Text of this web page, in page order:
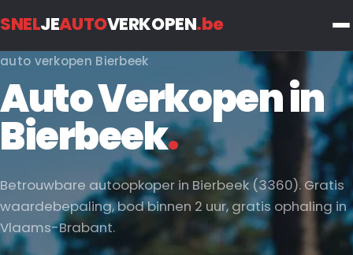
SNELJEAUTOVERKOPEN.be
auto verkopen Bierbeek
Auto Verkopen in
Bierbeek.
Betrouwbare autoopkoper in Bierbeek (3360). Gratis
waardebepaling, bod binnen 2 uur, gratis ophaling in
Vlaams-Brabant.